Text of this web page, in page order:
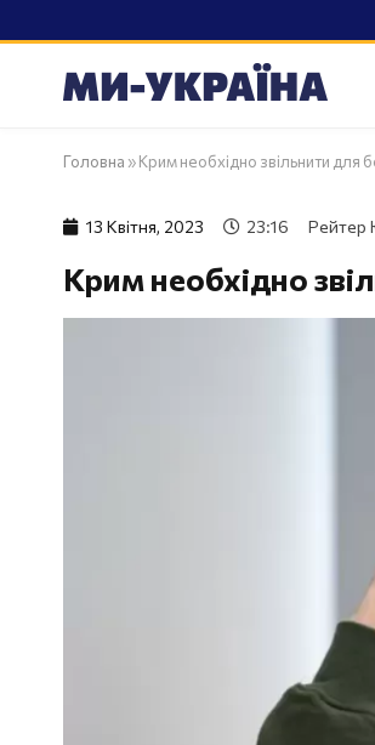
Головна »Крим необхідно звільнити для
13 Квiтня, 2023 23:16 Рейтер
Крим необхідно